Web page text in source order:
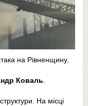
на Рівненщину.
Коваль
На місці